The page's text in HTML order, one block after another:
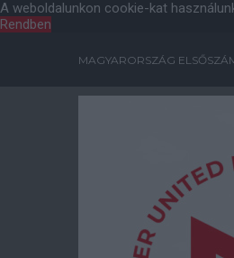
A weboldalunkon cookie-kat
Rendben
MAGYARORSZÁG